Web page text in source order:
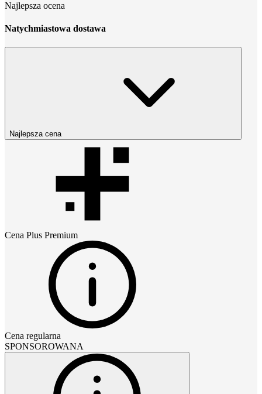
Najlepsza ocena
Natychmiastowa dostawa
Najlepsza cena
Cena Plus Premium
Cena regularna
SPONSOROWANA